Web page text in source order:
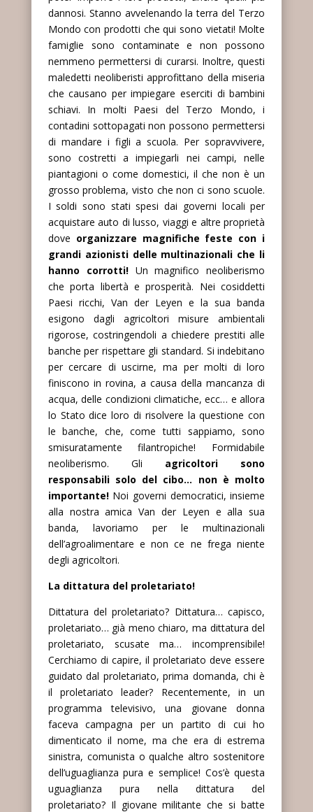
dannosi. Stanno avvelenando la terra del Terzo
Mondo con prodotti che qui sono vietati! Molte
famiglie sono contaminate e non possono
nemmeno permettersi di curarsi. Inoltre, questi
maledetti neoliberisti approfittano della miseria
che causano per impiegare eserciti di bambini
schiavi. In molti Paesi del Terzo Mondo, i
contadini sottopagati non possono permettersi
di mandare i figli a scuola. Per sopravvivere,
sono costretti a impiegarli nei campi, nelle
piantagioni o come domestici, il che non è un
grosso problema, visto che non ci sono scuole.
I soldi sono stati spesi dai governi locali per
acquistare auto di lusso, viaggi e altre proprietà
dove organizzare magnifiche feste con i
grandi azionisti delle multinazionali che li
hanno corrotti!Un magnifico neoliberismo
che porta libertà e prosperità. Nei cosiddetti
Paesi ricchi, Van der Leyen e la sua banda
esigono dagli agricoltori misure ambientali
rigorose, costringendoli a chiedere prestiti alle
banche per rispettare gli standard. Si indebitano
per cercare di uscirne, ma per molti di loro
finiscono in rovina, a causa della mancanza di
acqua, delle condizioni climatiche, ecc… e allora
lo Stato dice loro di risolvere la questione con
le banche, che, come tutti sappiamo, sono
smisuratamente filantropiche! Formidabile
neoliberismo. Gli agricoltori sono
responsabili solo del cibo… non è molto
importante! Noi governi democratici, insieme
alla nostra amica Van der Leyen e alla sua
banda, lavoriamo per le multinazionali
dell’agroalimentare e non ce ne frega niente
degli agricoltori.
La dittatura del proletariato!
Dittatura del proletariato? Dittatura… capisco,
proletariato… già meno chiaro, ma dittatura del
proletariato, scusate ma… incomprensibile!
Cerchiamo di capire, il proletariato deve essere
guidato dal proletariato, prima domanda, chi è
il proletariato leader? Recentemente, in un
programma televisivo, una giovane donna
faceva campagna per un partito di cui ho
dimenticato il nome, ma che era di estrema
sinistra, comunista o qualche altro sostenitore
dell’uguaglianza pura e semplice! Cos’è questa
uguaglianza pura nella dittatura del
proletariato? Il giovane militante che si batte